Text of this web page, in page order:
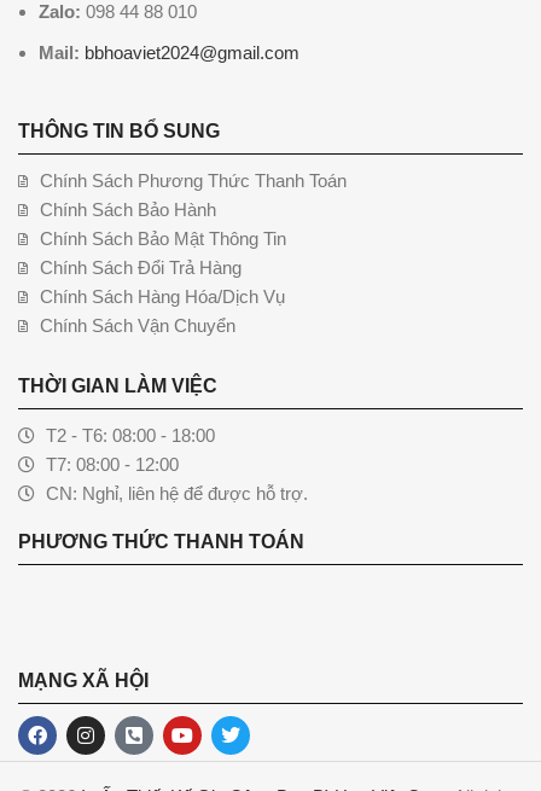
Zalo: 098 44 88 010
Mail: bbhoaviet2024@gmail.com
THÔNG TIN BỔ SUNG
Chính Sách Phương Thức Thanh Toán
Chính Sách Bảo Hành
Chính Sách Bảo Mật Thông Tin
Chính Sách Đổi Trả Hàng
Chính Sách Hàng Hóa/Dịch Vụ
Chính Sách Vận Chuyển
THỜI GIAN LÀM VIỆC
T2 - T6: 08:00 - 18:00
T7: 08:00 - 12:00
CN: Nghỉ, liên hệ để được hỗ trợ.
PHƯƠNG THỨC THANH TOÁN
MẠNG XÃ HỘI